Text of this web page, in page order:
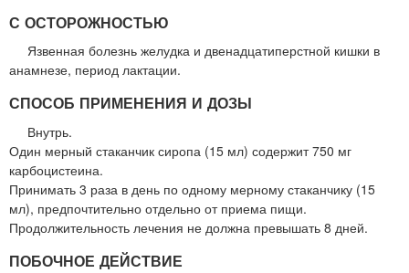
С ОСТОРОЖНОСТЬЮ
Язвенная болезнь желудка и двенадцатиперстной кишки в
анамнезе, период лактации.
СПОСОБ ПРИМЕНЕНИЯ И ДОЗЫ
Внутрь.
Один мерный стаканчик сиропа (15 мл) содержит 750 мг
карбоцистеина.
Принимать 3 раза в день по одному мерному стаканчику (15
мл), предпочтительно отдельно от приема пищи.
Продолжительность лечения не должна превышать 8 дней.
ПОБОЧНОЕ ДЕЙСТВИЕ